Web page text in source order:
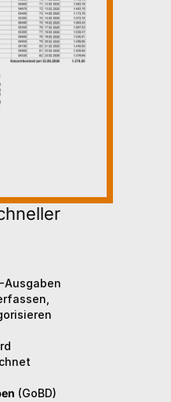
Ausgaben
(GoBD)